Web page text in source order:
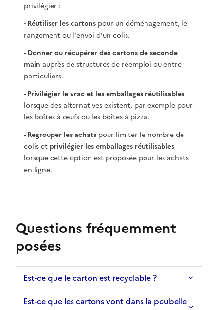
privilégier :
- Réutiliser les cartons pour un déménagement, le
rangement ou l'envoi d'un colis.
- Donner ou récupérer des cartons de seconde
main auprès de structures de réemploi ou entre
particuliers.
- Privilégier le vrac et les emballages réutilisables
lorsque des alternatives existent, par exemple pour
les boîtes à œufs ou les boîtes à pizza.
- Regrouper les achats pour limiter le nombre de
colis et privilégier les emballages réutilisables
lorsque cette option est proposée pour les achats
en ligne.
Questions fréquemment
posées
Est-ce que le carton est recyclable ?
Est-ce que les cartons vont dans la poubelle